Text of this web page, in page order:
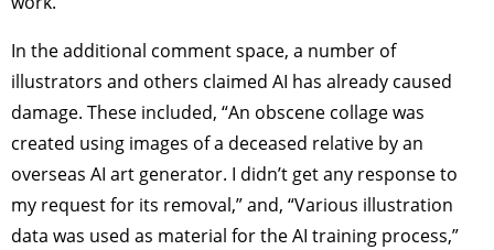
In the additional comment space, a number of
illustrators and others claimed AI has already caused
damage. These included, “An obscene collage was
created using images of a deceased relative by an
overseas AI art generator. I didn’t get any response to
my request for its removal,” and, “Various illustration
data was used as material for the AI training process,”